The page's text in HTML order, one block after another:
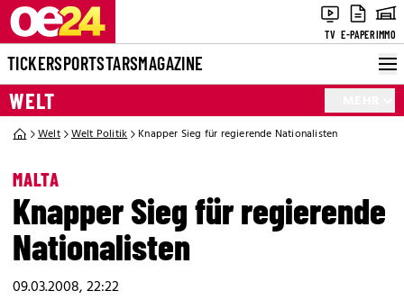
TV E-PAPERIMMO
TICKERSPORTSTARSMAGAZINE
WELT
Welt Welt Politik Knapper Sieg für regierende Nationalisten
MALTA
Knapper Sieg für regierende
Nationalisten
09.03.2008, 22:22